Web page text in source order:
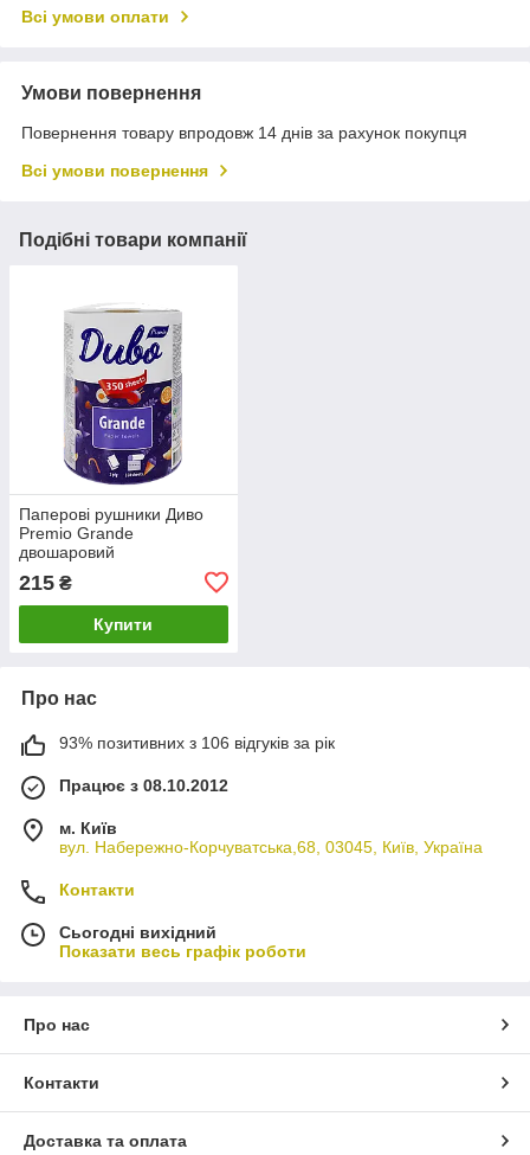
Всі умови оплати
Умови повернення
Повернення товару впродовж 14 днів за рахунок покупця
Всі умови повернення
Подібні товари компанії
Паперові рушники Диво
Premio Grande
двошаровий
215 ₴
Купити
Про нас
93% позитивних з 106 відгуків за рік
Працює з 08.10.2012
м. Київ
вул. Набережно-Корчуватська,68, 03045, Київ, Україна
Контакти
Сьогодні вихідний
Показати весь графік роботи
Про нас
Контакти
Доставка та оплата